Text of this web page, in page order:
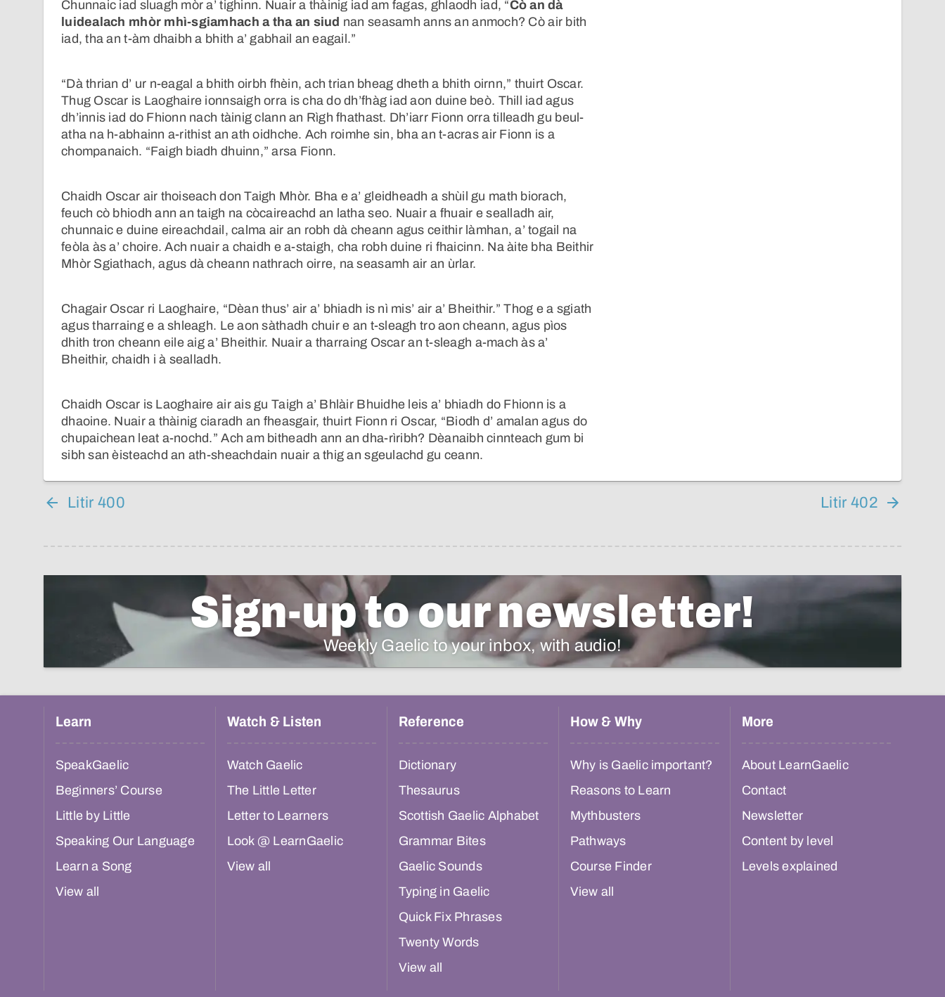
Chunnaic iad sluagh mòr a’ tighinn. Nuair a thàinig iad am fagas, ghlaodh iad, “Cò an dà
luidealach mhòr mhì-sgiamhach a tha an siud nan seasamh anns an anmoch? Cò air bith
iad, tha an t-àm dhaibh a bhith a’ gabhail an eagail.”
“Dà thrian d’ ur n-eagal a bhith oirbh fhèin, ach trian bheag dheth a bhith oirnn,” thuirt Oscar.
Thug Oscar is Laoghaire ionnsaigh orra is cha do dh’fhàg iad aon duine beò. Thill iad agus
dh’innis iad do Fhionn nach tàinig clann an Rìgh fhathast. Dh’iarr Fionn orra tilleadh gu beul-
atha na h-abhainn a-rithist an ath oidhche. Ach roimhe sin, bha an t-acras air Fionn is a
chompanaich. “Faigh biadh dhuinn,” arsa Fionn.
Chaidh Oscar air thoiseach don Taigh Mhòr. Bha e a’ gleidheadh a shùil gu math biorach,
feuch cò bhiodh ann an taigh na còcaireachd an latha seo. Nuair a fhuair e sealladh air,
chunnaic e duine eireachdail, calma air an robh dà cheann agus ceithir làmhan, a’ togail na
feòla às a’ choire. Ach nuair a chaidh e a-staigh, cha robh duine ri fhaicinn. Na àite bha Beithir
Mhòr Sgiathach, agus dà cheann nathrach oirre, na seasamh air an ùrlar.
Chagair Oscar ri Laoghaire, “Dèan thus’ air a’ bhiadh is nì mis’ air a’ Bheithir.” Thog e a sgiath
agus tharraing e a shleagh. Le aon sàthadh chuir e an t-sleagh tro aon cheann, agus pìos
dhith tron cheann eile aig a’ Bheithir. Nuair a tharraing Oscar an t-sleagh a-mach às a’
Bheithir, chaidh i à sealladh.
Chaidh Oscar is Laoghaire air ais gu Taigh a’ Bhlàir Bhuidhe leis a’ bhiadh do Fhionn is a
dhaoine. Nuair a thàinig ciaradh an fheasgair, thuirt Fionn ri Oscar, “Biodh d’ amalan agus do
chupaichean leat a-nochd.” Ach am bitheadh ann an dha-rìribh? Dèanaibh cinnteach gum bi
sibh san èisteachd an ath-sheachdain nuair a thig an sgeulachd gu ceann.
Litir 400 Litir 402
Sign-up to our newsletter!
Weekly Gaelic to your inbox, with audio!
Learn
SpeakGaelic
Beginners’ Course
Little by Little
Speaking Our Language
Learn a Song
View all
Watch & Listen
Watch Gaelic
The Little Letter
Letter to Learners
Look @ LearnGaelic
View all
Reference
Dictionary
Thesaurus
Scottish Gaelic Alphabet
Grammar Bites
Gaelic Sounds
Typing in Gaelic
Quick Fix Phrases
Twenty Words
View all
How & Why
Why is Gaelic important?
Reasons to Learn
Mythbusters
Pathways
Course Finder
View all
More
About LearnGaelic
Contact
Newsletter
Content by level
Levels explained